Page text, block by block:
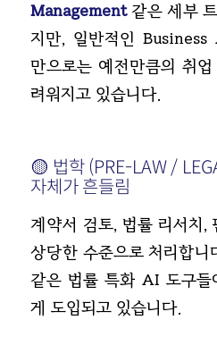
Management같은 세부
지만, 일반적인
만으로는 예전만큼의 취
려워지고 있습니다.
🟡 법학 (PRE-LAW /
자체가 흔들림
계약서 검토, 법률 리서치,
상당한 수준으로 처리합
같은 법률 특화 AI 도구
게 도입되고 있습니다.